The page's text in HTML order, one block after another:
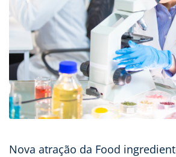
Nova atração da Food